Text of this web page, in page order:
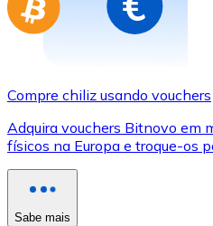
Compre chiliz usando vouchers
Adquira vouchers Bitnovo em
físicos na Europa e troque-os
Sabe mais